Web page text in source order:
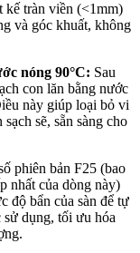
kế tràn viền (<1mm)
và góc khuất, không
nóng 90°C: Sau
con lăn bằng nước
này giúp loại bỏ vi
sẽ, sẵn sàng cho
phiên bản F25 (bao
nhất của dòng này)
độ bẩn của sàn để tự
dụng, tối ưu hóa